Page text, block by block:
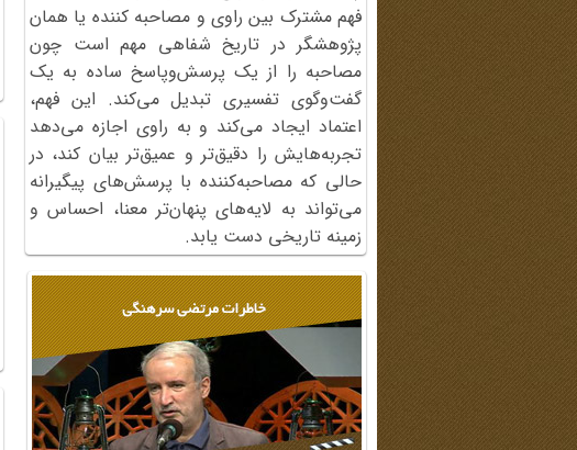
فهم مشترک بین راوی و مصاحبه کننده یا همان
پژوهشگر در تاریخ شفاهی مهم است چون
مصاحبه را از یک پرسش‌وپاسخ ساده به یک
گفت‌وگوی تفسیری تبدیل می‌کند. این فهم،
اعتماد ایجاد می‌کند و به راوی اجازه می‌دهد
تجربه‌هایش را دقیق‌تر و عمیق‌تر بیان کند، در
حالی که مصاحبه‌کننده با پرسش‌های پیگیرانه
می‌تواند به لایه‌های پنهان‌تر معنا، احساس و
زمینه تاریخی دست یابد.